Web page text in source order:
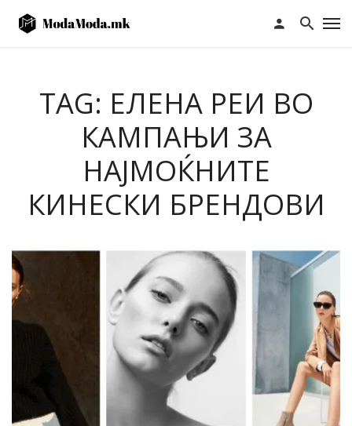
TAG: ЕЛЕНА РЕИ ВО
КАМПАЊИ ЗА
НАЈМОЌНИТЕ
КИНЕСКИ БРЕНДОВИ